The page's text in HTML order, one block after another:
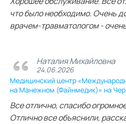
что было необходимо. Очень
врачем-травматологом -
Наталия Михайловна
24.06.2026
Медицинский центр
на Манежном (Файнмедик)» на
Все отлично, спасибо
Отлично все объяснили,